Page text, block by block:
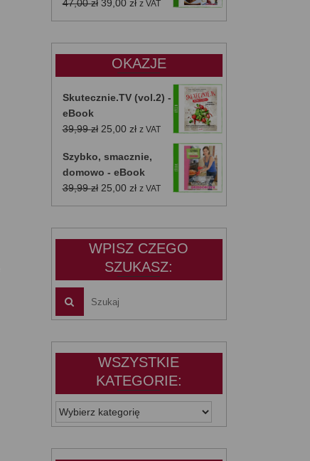
47,00zł Pierwotna
cena
39,00 złAktualna
cena
z VAT
OKAZJE
Skutecznie.TV (vol.2) -
eBook
39,99zł Pierwotna
wynosiła:
39,99 zł.
25,00 złAktualna
wynosi:
25,00 zł.
z VAT
Szybko, smacznie,
domowo - eBook
39,99zł Pierwotna
cena
25,00 złAktualna
cena
z VAT
WPISZ CZEGO
SZUKASZ:
WSZYSTKIE
KATEGORIE:
WSZYSTKIE
KATEGORIE: